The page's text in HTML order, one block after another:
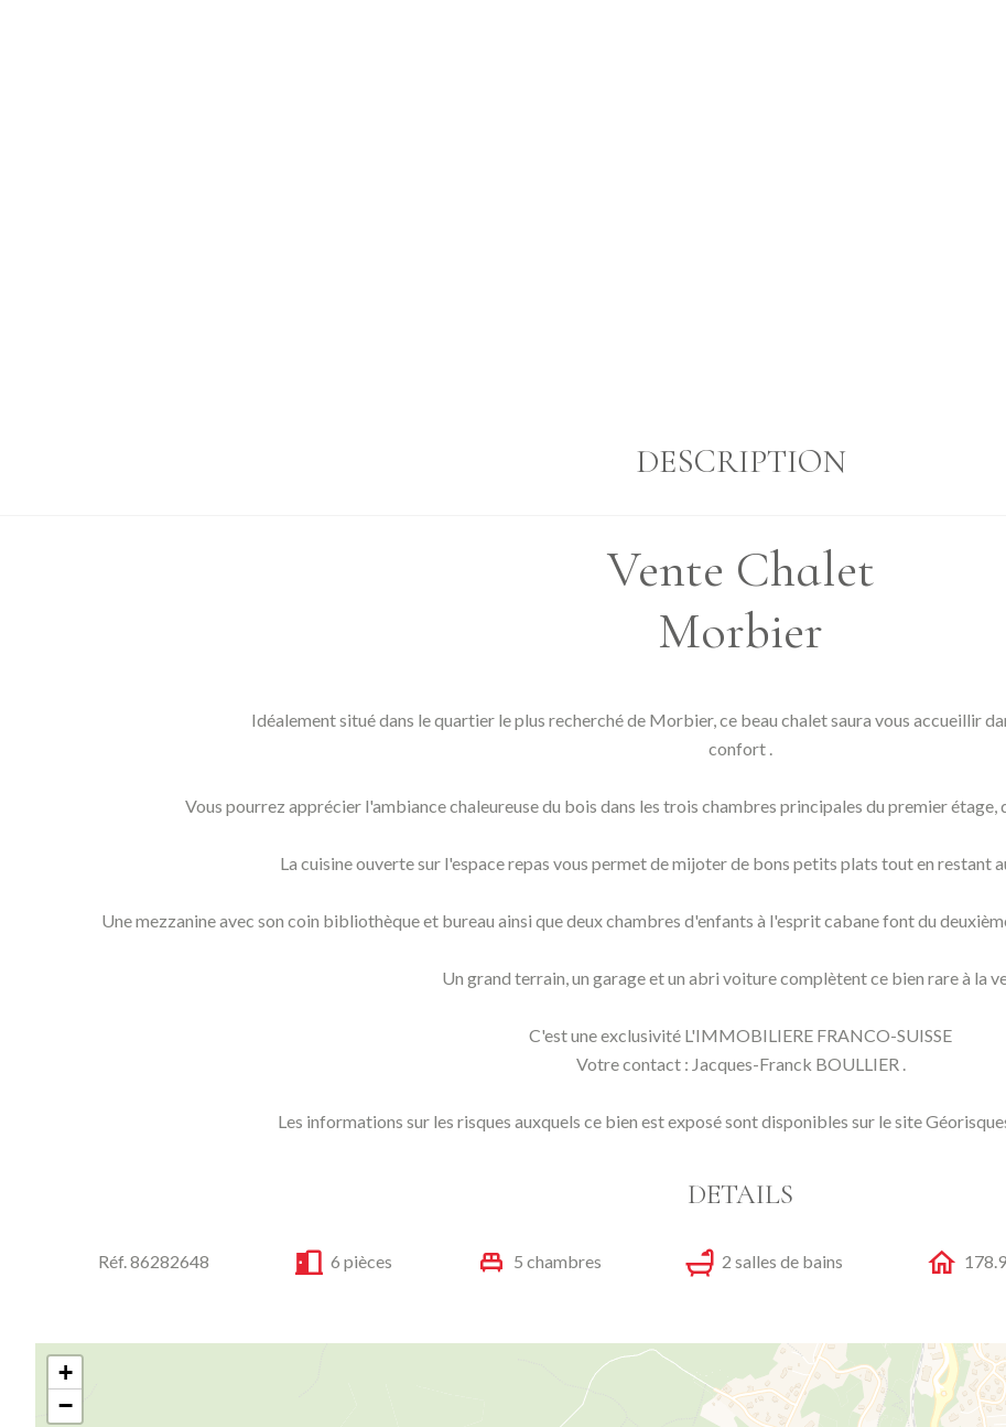
DESCRIPTION
Vente Chalet
Morbier
Idéalement situé dans le quartier le plus recherché de Morbier, ce beau chalet saura vous accueillir
confort .
Vous pourrez apprécier l'ambiance chaleureuse du bois dans les trois chambres principales du premier étage,
La cuisine ouverte sur l'espace repas vous permet de mijoter de bons petits plats tout en restant
Une mezzanine avec son coin bibliothèque et bureau ainsi que deux chambres d'enfants à l'esprit cabane font du
Un grand terrain, un garage et un abri voiture complètent ce bien rare à la
C'est une exclusivité L'IMMOBILIERE FRANCO-SUISSE
Votre contact : Jacques-Franck BOULLIER .
Les informations sur les risques auxquels ce bien est exposé sont disponibles sur le site
DETAILS
Réf. 86282648 6 pièces 5 chambres 2 salles de bains
+
−